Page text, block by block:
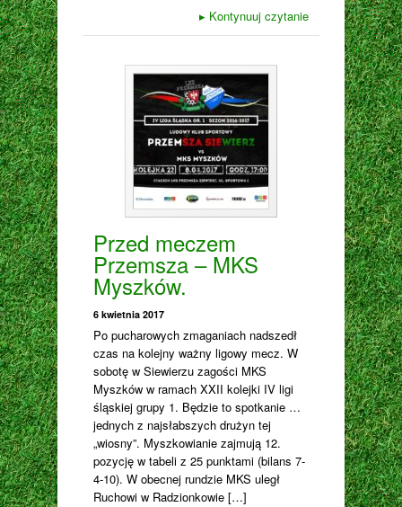
▸ Kontynuuj czytanie
Przed meczem
Przemsza – MKS
Myszków.
6 kwietnia 2017
Po pucharowych zmaganiach nadszedł
czas na kolejny ważny ligowy mecz. W
sobotę w Siewierzu zagości MKS
Myszków w ramach XXII kolejki IV ligi
śląskiej grupy 1. Będzie to spotkanie …
jednych z najsłabszych drużyn tej
„wiosny”. Myszkowianie zajmują 12.
pozycję w tabeli z 25 punktami (bilans 7-
4-10). W obecnej rundzie MKS uległ
Ruchowi w Radzionkowie […]